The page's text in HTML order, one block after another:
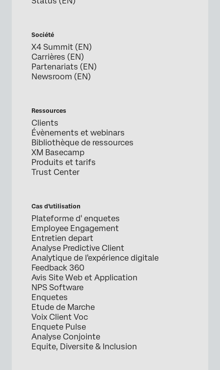
Société
X4 Summit (EN)
Carrières (EN)
Partenariats (EN)
Newsroom (EN)
Ressources
Clients
Évènements et webinars
Bibliothèque de ressources
XM Basecamp
Produits et tarifs
Trust Center
Cas d’utilisation
Plateforme d' enquetes
Employee Engagement
Entretien depart
Analyse Predictive Client
Analytique de l'expérience digitale
Feedback 360
Avis Site Web et Application
NPS Software
Enquetes
Etude de Marche
Voix Client Voc
Enquete Pulse
Analyse Conjointe
Equite, Diversite & Inclusion